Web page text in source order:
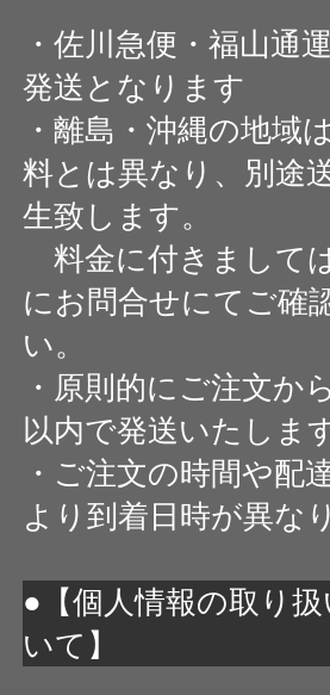
・佐川急便・福山通
発送となります
・離島・沖縄の地域
料とは異なり、別途
生致します。
料金に付きまして
にお問合せにてご確
い。
・原則的にご注文か
以内で発送いたしま
・ご注文の時間や配
より到着日時が異な
●【個人情報の取り
いて】